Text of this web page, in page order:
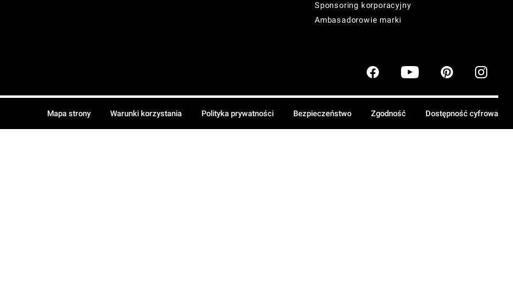
Sponsoring korporacyjny
Ambasadorowie marki
Mapa strony Warunki korzystania Polityka prywatności Bezpieczeństwo Zgodność Dostępność cyfrowa